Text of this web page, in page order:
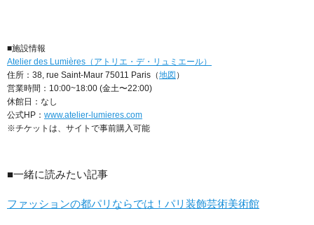
■施設情報
Atelier des Lumières（アトリエ・デ・リュミエール）
住所：38, rue Saint-Maur 75011 Paris（地図 ）
営業時間：10:00~18:00 (金土〜22:00)
休館日：なし
公式HP： www.atelier-lumieres.com
※チケットは、サイトで事前購入可能
■一緒に読みたい記事
ファッションの都パリならでは！パリ装飾芸術美術館